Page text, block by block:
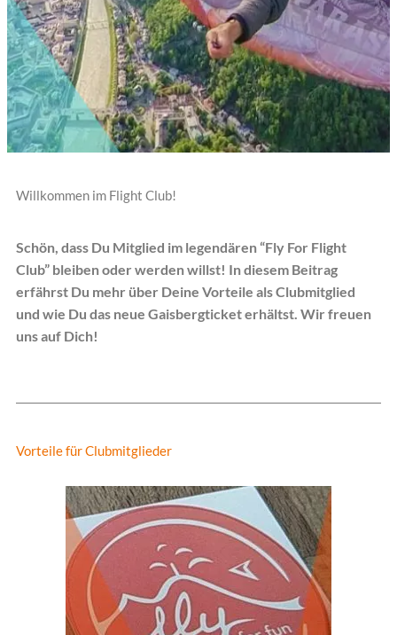
Willkommen im Flight Club!
Schön, dass Du Mitglied im legendären “Fly For Flight
Club” bleiben oder werden willst! In diesem Beitrag
erfährst Du mehr über Deine Vorteile als Clubmitglied
und wie Du das neue Gaisbergticket erhältst. Wir freuen
uns auf Dich!
Vorteile für Clubmitglieder